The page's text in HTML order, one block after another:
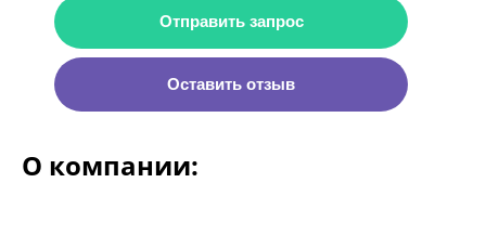
Отправить запрос
Оставить отзыв
О компании: